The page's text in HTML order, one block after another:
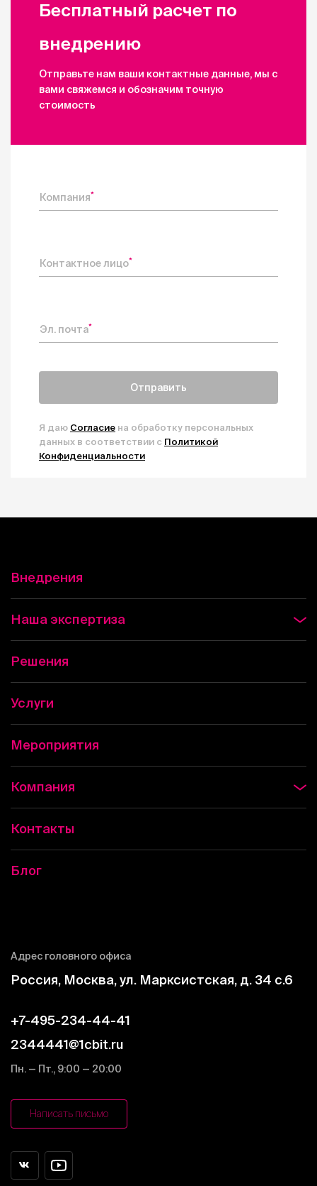
Бесплатный расчет по
внедрению
Отправьте нам ваши контактные данные, мы с
вами свяжемся и обозначим точную
стоимость
Компания*
Контактное лицо*
Эл. почта*
Отправить
Я даю Согласие на обработку персональных
данных в соответствии с Политикой
Конфиденциальности
Внедрения
Наша экспертиза
Решения
Услуги
Мероприятия
Компания
Контакты
Блог
Адрес головного офиса
Россия, Москва, ул. Марксистская, д. 34 c.6
+7-495-234-44-41
2344441@1cbit.ru
Пн. — Пт., 9:00 — 20:00
Написать письмо